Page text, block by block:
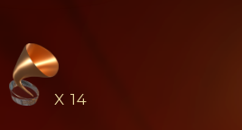
X 14